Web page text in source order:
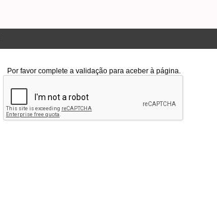
Por favor complete a validação para aceber à página.